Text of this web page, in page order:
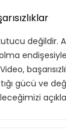
değildir.
olma
gücü ve